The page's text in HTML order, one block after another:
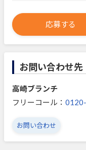
応募する
お問い合わせ先
高崎ブランチ
フリーコール：
お問い合わせ